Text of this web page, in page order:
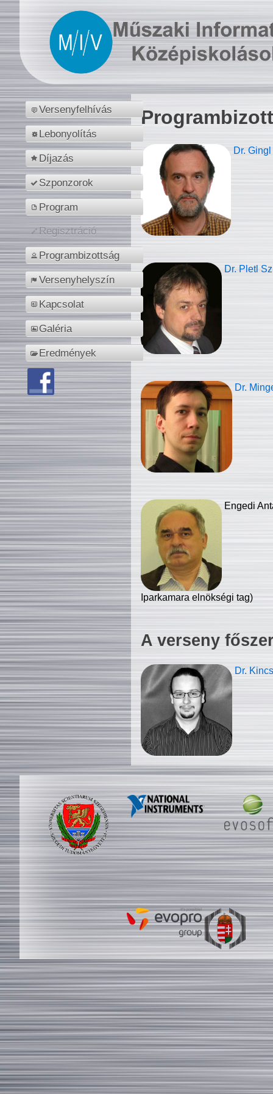
Versenyfelhívás
Lebonyolítás
Díjazás
Szponzorok
Program
Regisztráció
Programbizottság
Versenyhelyszín
Kapcsolat
Galéria
Eredmények
Dr.
Dr. Pletl
Dr.
Engedi
Iparkamara elnökségi tag)
A verseny
Dr.